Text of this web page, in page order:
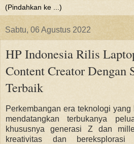
Sabtu, 06 Agustus 2022
HP Indonesia Rilis
Content Creator Dengan
Terbaik
Perkembangan era teknologi
mendatangkan terbukanya
khususnya generasi Z dan
kreativitas dan bereksplorasi